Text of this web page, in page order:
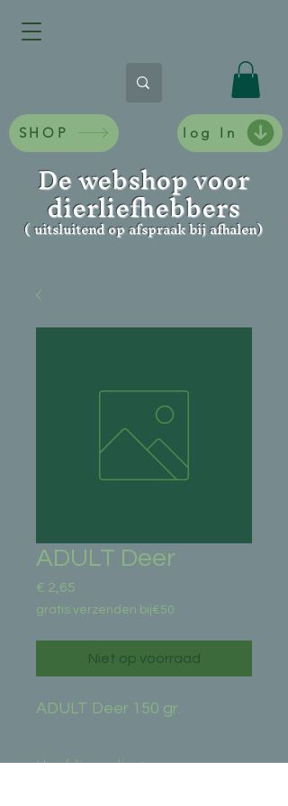
SHOP log In
De webshop voor
dierliefhebbers
( uitsluitend op afspraak bij afhalen)
ADULT Deer
€ 2,65
gratis verzenden bij€50
Niet op voorraad
ADULT Deer 150 gr.
Hoofdingredient